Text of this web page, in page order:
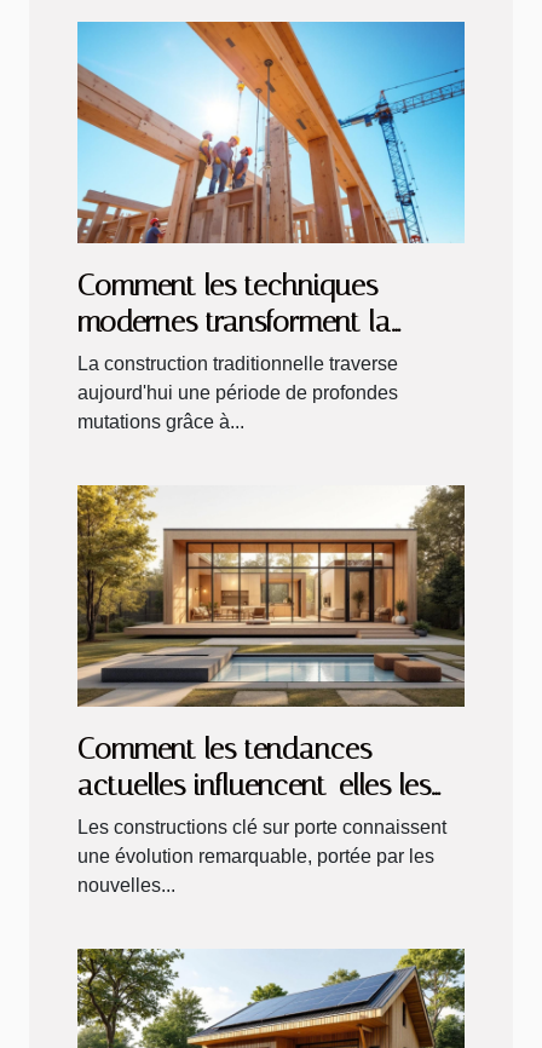
Comment les techniques
modernes transforment la
construction traditionnelle ?
La construction traditionnelle traverse
aujourd'hui une période de profondes
mutations grâce à...
Comment les tendances
actuelles influencent-elles les
constructions clé sur porte ?
Les constructions clé sur porte connaissent
une évolution remarquable, portée par les
nouvelles...